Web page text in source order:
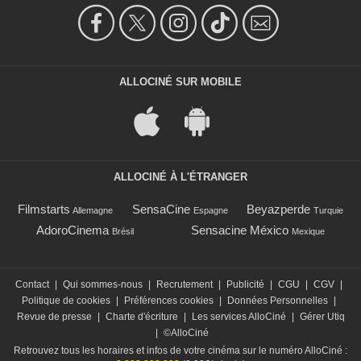
ALLOCINÉ SUR MOBILE
ALLOCINÉ À L'ÉTRANGER
Filmstarts Allemagne SensaCine Espagne Beyazperde Turquie
AdoroCinema Brésil Sensacine México Mexique
Contact | Qui sommes-nous | Recrutement | Publicité | CGU | CGV |
Politique de cookies | Préférences cookies | Données Personnelles |
Revue de presse
| Charte d'écriture | Les services AlloCiné | Gérer Utiq
| ©AlloCiné
Retrouvez tous les horaires et infos de votre cinéma sur le numéro AlloCiné :